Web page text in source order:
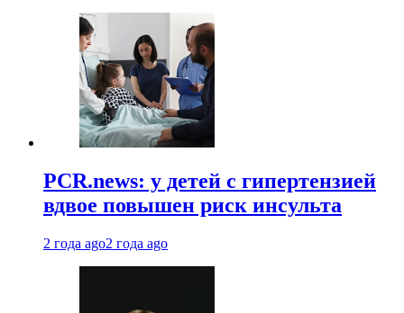
PCR.news: у детей с гипертензией
вдвое повышен риск инсульта
2 года ago2 года ago